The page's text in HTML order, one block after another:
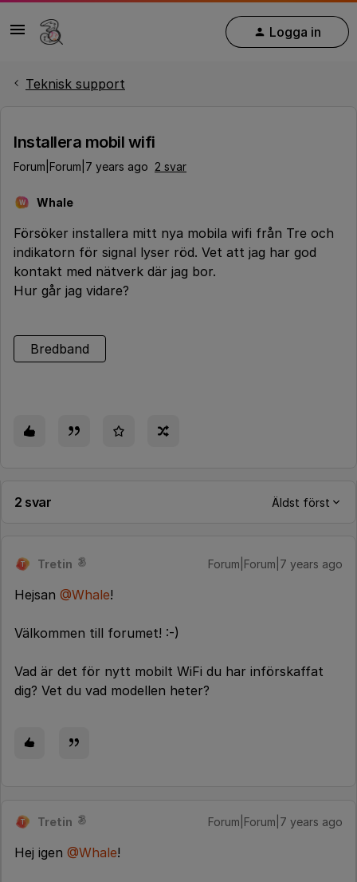
Logga in
Teknisk support
Installera mobil wifi
Forum|Forum|7 years ago 2 svar
W Whale
Försöker installera mitt nya mobila wifi från Tre och
indikatorn för signal lyser röd. Vet att jag har god
kontakt med nätverk där jag bor.
Hur går jag vidare?
Bredband
2 svar Äldst först
T Tretin Forum|Forum|7 years ago
Hejsan @Whale!
Välkommen till forumet! :-)
Vad är det för nytt mobilt WiFi du har införskaffat
dig? Vet du vad modellen heter?
T Tretin Forum|Forum|7 years ago
Hej igen @Whale!